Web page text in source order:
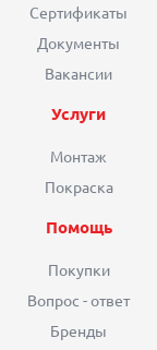
Сертификаты
Документы
Вакансии
Услуги
Монтаж
Покраска
Помощь
Покупки
Вопрос - ответ
Бренды